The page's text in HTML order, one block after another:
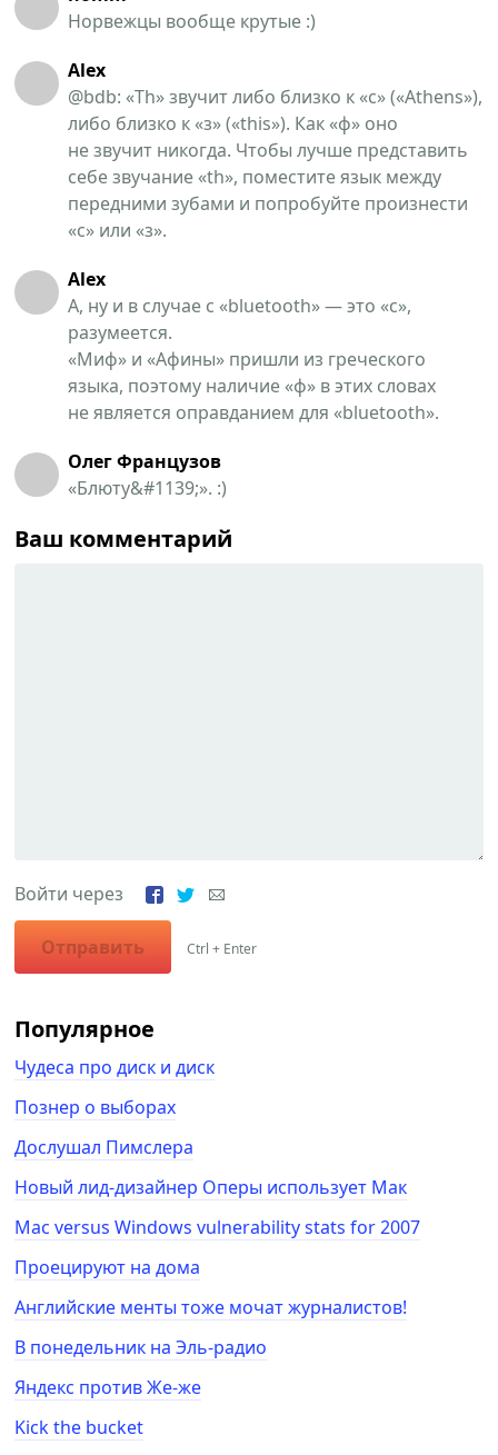
Норвежцы вообще крутые :)
Alex
@bdb: «Th» звучит либо близко к «с» («Athens»),
либо близко к «з» («this»). Как «ф» оно
не звучит никогда. Чтобы лучше представить
себе звучание «th», поместите язык между
передними зубами и попробуйте произнести
«с» или «з».
Alex
А, ну и в случае с «bluetooth» — это «с»,
разумеется.
«Миф» и «Афины» пришли из греческого
языка, поэтому наличие «ф» в этих словах
не является оправданием для «bluetooth».
Олег Французов
«Блюту&#1139;». :)
Ваш комментарий
Войти через
Отправить Ctrl + Enter
Популярное
Чудеса про диск и диск
Познер о выборах
Дослушал Пимслера
Новый лид-дизайнер Оперы использует Мак
Mac versus Windows vulnerability stats for 2007
Проецируют на дома
Английские менты тоже мочат журналистов!
В понедельник на Эль-радио
Яндекс против Же-же
Kick the bucket